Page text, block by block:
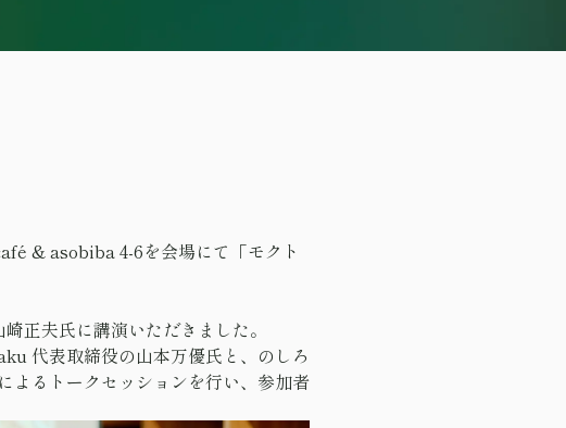
& asobiba 4-6を会場にて「モクト
正夫氏に講演いただきました。
代表取締役の山本万優氏と、のしろ
よるトークセッションを行い、参加者